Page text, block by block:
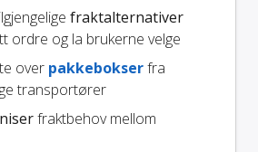
fraktalternativer
ordre og la brukerne velge
over pakkebokserfra
transportører
fraktbehov mellom